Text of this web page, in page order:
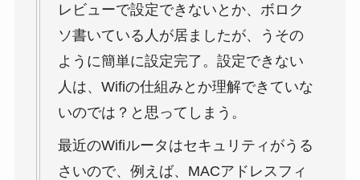
レビューで設定できないとか、ボロク
ソ書いている人が居ましたが、うその
ように簡単に設定完了。設定できない
人は、Wifiの仕組みとか理解できていな
いのでは？と思ってしまう。
最近のWifiルータはセキュリティがうる
さいので、例えば、MACアドレスフィ